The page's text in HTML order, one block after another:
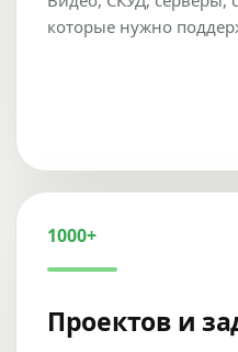
которые нужно
1000+
Проектов и